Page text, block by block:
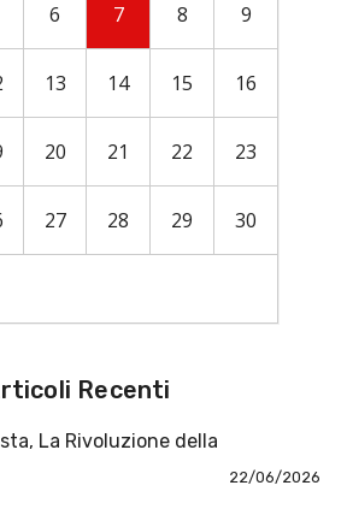
6 7 8 9
13 14 15 16
20 21 22 23
27 28 29 30
Recenti
La Rivoluzione della
22/06/2026